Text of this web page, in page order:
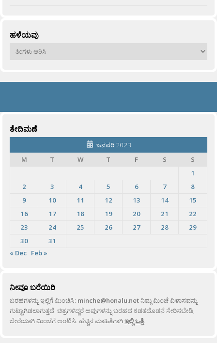
ಹಳೆಯವು
ಹಳೆಯವು
ತೇದಿಮಣೆ
ಜನವರಿ 2023
M
T W T F S
S
1
2
3 4 5 6 7
8
9
10 11 12 13 14
15
16
17 18 19 20 21
22
23
24 25 26 27 28
29
30
31
« Dec Feb »
ನೀವೂ ಬರೆಯಿರಿ
ಬರಹಗಳನ್ನು ಇಲ್ಲಿಗೆ ಮಿಂಚಿಸಿ: minche@honalu.netನಿಮ್ಮ ಮಿಂಚೆ ವಿಳಾಸವನ್ನು
ಗುಟ್ಟಾಗಿಡಲಾಗುತ್ತದೆ. ಚಿತ್ರಗಳಿದ್ದರೆ ಅವುಗಳನ್ನು ಬರಹದ ಕಡತದೊಡನೆ ಸೇರಿಸಬೇಡಿ,
ಬೇರೆಯಾಗಿ ಮಿಂಚೆಗೆ ಅಂಟಿಸಿ. ಹೆಚ್ಚಿನ ಮಾಹಿತಿಗಾಗಿಇಲ್ಲಿ ಒತ್ತಿ.